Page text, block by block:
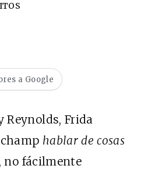
a Google
Reynolds, Frida
hablar de cosas
, no fácilmente